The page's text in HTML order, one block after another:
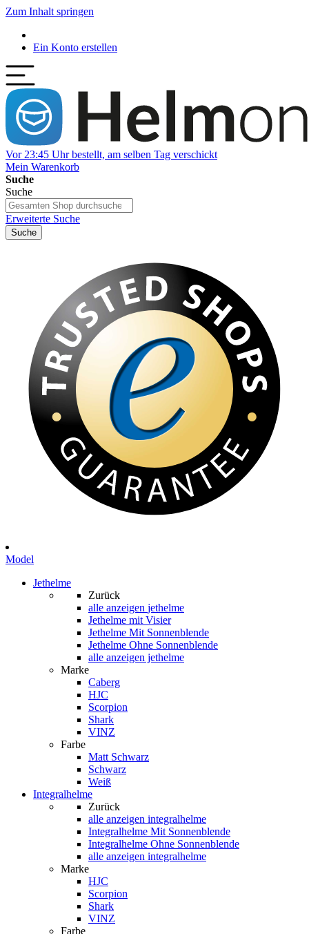
Zum Inhalt springen
Ein Konto erstellen
Vor 23:45 Uhr bestellt, am selben Tag verschickt
Mein Warenkorb
Suche
Suche
Erweiterte Suche
Suche
Model
Jethelme
Zurück
alle anzeigen jethelme
Jethelme mit Visier
Jethelme Mit Sonnenblende
Jethelme Ohne Sonnenblende
alle anzeigen jethelme
Marke
Caberg
HJC
Scorpion
Shark
VINZ
Farbe
Matt Schwarz
Schwarz
Weiß
Integralhelme
Zurück
alle anzeigen integralhelme
Integralhelme Mit Sonnenblende
Integralhelme Ohne Sonnenblende
alle anzeigen integralhelme
Marke
HJC
Scorpion
Shark
VINZ
Farbe